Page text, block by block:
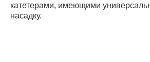
катетерами, имеющими
насадку.